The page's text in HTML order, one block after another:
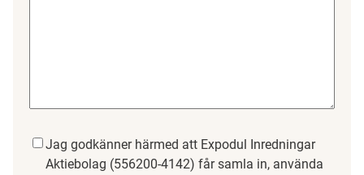
Samtycke(Obligatoriskt)
Jag godkänner härmed att Expodul Inredningar
Aktiebolag (556200-4142) får samla in, använda